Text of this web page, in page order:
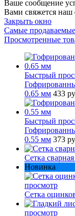
Ваше сообщение
Вами свяжется наш
Закрыть окно
Самые
Просмотренные
Быстрый
0.65 мм 433
Быстрый
0.55 мм 373
Сетка
Новинка
просмотр
Сетка
просмотр